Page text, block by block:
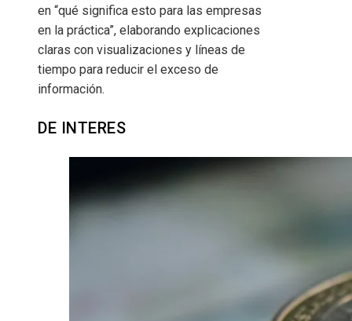
en “qué significa esto para las empresas
en la práctica”, elaborando explicaciones
claras con visualizaciones y líneas de
tiempo para reducir el exceso de
información.
DE INTERES